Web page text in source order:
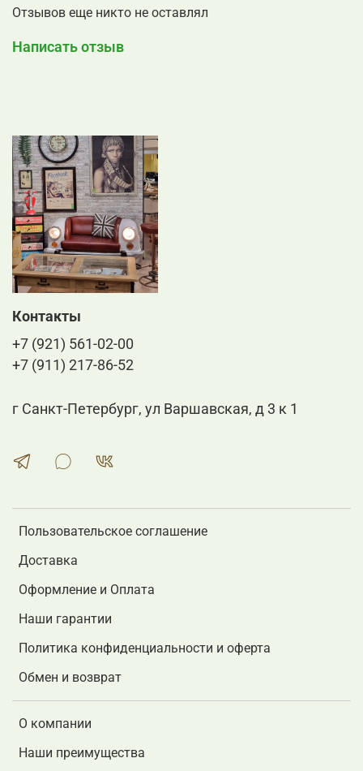
Отзывов еще никто не оставлял
Написать отзыв
Пользовательское соглашение
Доставка
Оформление и Оплата
Наши гарантии
Политика конфиденциальности и оферта
Обмен и возврат
О компании
Наши преимущества
Контакты
+7 (921) 561-02-00
+7 (911) 217-86-52
г Санкт-Петербург, ул Варшавская, д 3 к 1